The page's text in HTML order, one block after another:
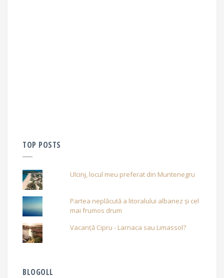
TOP POSTS
Ulcinj, locul meu preferat din Muntenegru
Partea neplăcută a litoralului albanez și cel
mai frumos drum
Vacanță Cipru - Larnaca sau Limassol?
BLOGOLL